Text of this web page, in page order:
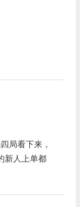
局看下来，
新人上单都